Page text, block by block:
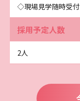
◇現場見学随時受
採用予定人数
2人